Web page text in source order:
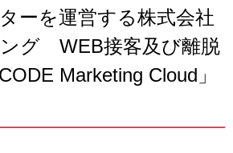
ーを運営する株式会社
グ WEB接客及び離脱
Marketing Cloud」